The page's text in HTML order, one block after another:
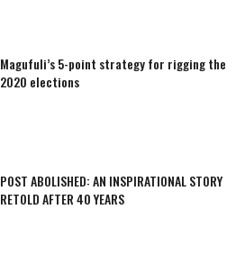
Magufuli’s 5-point strategy for rigging the
2020 elections
POST ABOLISHED: AN INSPIRATIONAL STORY
RETOLD AFTER 40 YEARS